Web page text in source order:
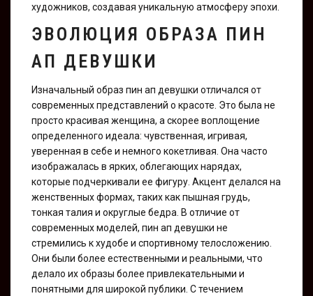
художников, создавая уникальную атмосферу эпохи.
ЭВОЛЮЦИЯ ОБРАЗА ПИН
АП ДЕВУШКИ
Изначальный образ пин ап девушки отличался от
современных представлений о красоте. Это была не
просто красивая женщина, а скорее воплощение
определенного идеала: чувственная, игривая,
уверенная в себе и немного кокетливая. Она часто
изображалась в ярких, облегающих нарядах,
которые подчеркивали ее фигуру. Акцент делался на
женственных формах, таких как пышная грудь,
тонкая талия и округлые бедра. В отличие от
современных моделей, пин ап девушки не
стремились к худобе и спортивному телосложению.
Они были более естественными и реальными, что
делало их образы более привлекательными и
понятными для широкой публики. С течением